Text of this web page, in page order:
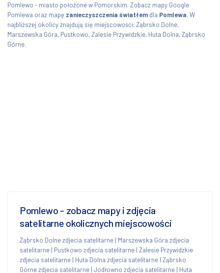
Pomlewo - miasto położone w Pomorskim. Zobacz mapy Google
Pomlewa oraz mapę zanieczyszczenia światłem dla Pomlewa. W
najbliższej okolicy znajdują się miejscowości: Ząbrsko Dolne,
Marszewska Góra, Pustkowo, Zalesie Przywidzkie, Huta Dolna, Ząbrsko
Górne.
Pomlewo - zobacz mapy i zdjęcia
satelitarne okolicznych miejscowości
Ząbrsko Dolne zdjecia satelitarne | Marszewska Góra zdjecia
satelitarne | Pustkowo zdjecia satelitarne | Zalesie Przywidzkie
zdjecia satelitarne | Huta Dolna zdjecia satelitarne | Ząbrsko
Górne zdjecia satelitarne | Jodłowno zdjecia satelitarne | Huta